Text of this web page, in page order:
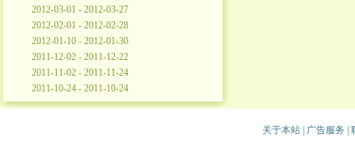
2012-03-01 - 2012-03-27
2012-02-01 - 2012-02-28
2012-01-10 - 2012-01-30
2011-12-02 - 2011-12-22
2011-11-02 - 2011-11-24
2011-10-24 - 2011-10-24
关于本站| 广告服务